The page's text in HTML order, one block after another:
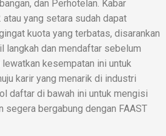
dan Perhotelan. Kabar
yang setara sudah dapat
kuota yang terbatas, disarankan
langkah dan mendaftar sebelum
kesempatan ini untuk
karir yang menarik di industri
daftar di bawah ini untuk mengisi
segera bergabung dengan FAAST